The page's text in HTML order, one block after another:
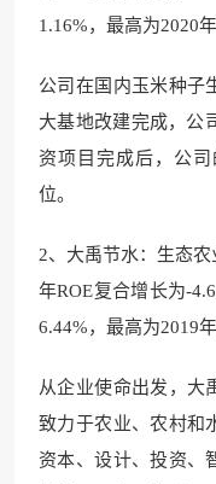
1.16%，最高为2020年
公司在国内玉米种子
大基地改建完成，公
资项目完成后，公
位。
2、大禹节水：生态
年ROE复合增长为-
6.44%，最高为2019年
从企业使命出发，大
致力于农业、农村和
资本、设计、投资、